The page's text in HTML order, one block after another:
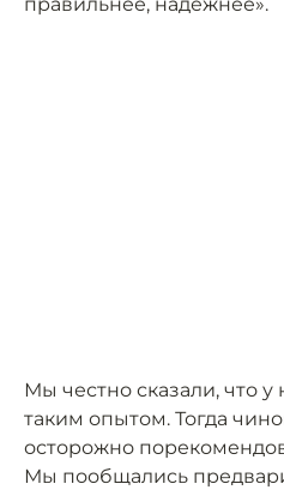
Мы честно сказали, что у
таким опытом. Тогда
осторожно
Мы пообщались